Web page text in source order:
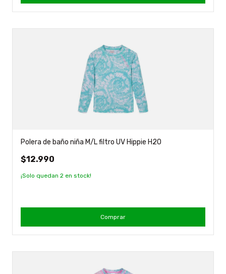
Polera de baño niña M/L filtro UV Hippie H2O
$12.990
¡Solo quedan 2 en stock!
Comprar